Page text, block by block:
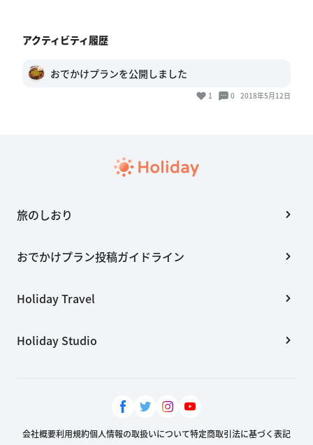
アクティビティ履歴
おでかけプランを公開しました
1 0 2018年5月12日
旅のしおり
おでかけプラン投稿ガイドライン
Holiday Travel
Holiday Studio
会社概要利用規約個人情報の取扱いについて特定商取引法に基づく表記